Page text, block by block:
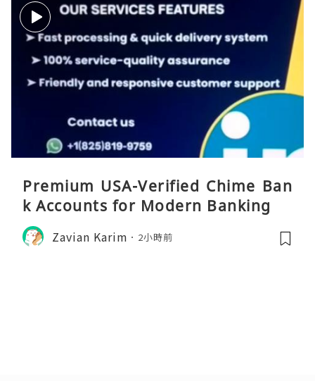
Premium USA-Verified Chime Ban
k Accounts for Modern Banking
Zavian Karim 2小時前